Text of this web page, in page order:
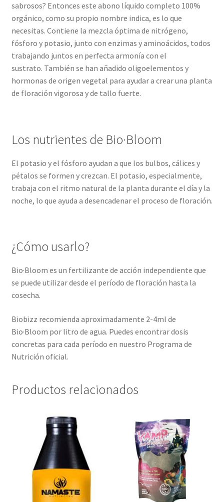
sabrosos? Entonces este abono líquido completo 100%
orgánico, como su propio nombre indica, es lo que
necesitas. Contiene la mezcla óptima de nitrógeno,
fósforo y potasio, junto con enzimas y aminoácidos, todos
trabajando juntos en perfecta armonía con el
sustrato. También se han añadido oligoelementos y
hormonas de origen vegetal para ayudar a crear una planta
de floración vigorosa y de tallo fuerte.
Los nutrientes de Bio·Bloom
El potasio y el fósforo ayudan a que los bulbos, cálices y
pétalos se formen y crezcan. El potasio, especialmente,
trabaja con el ritmo natural de la planta durante el día y la
noche, lo que ayuda a desencadenar el proceso de floración.
¿Cómo usarlo?
Bio·Bloom es un fertilizante de acción independiente que
se puede utilizar desde el período de floración hasta la
cosecha.
Biobizz recomienda aproximadamente 2-4ml de
Bio·Bloom por litro de agua. Puedes encontrar dosis
concretas para cada período en nuestro Programa de
Nutrición oficial.
Productos relacionados